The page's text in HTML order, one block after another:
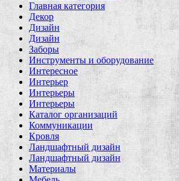
Главная категория
Декор
Дизайн
Дизайн
Заборы
Инструменты и оборудование
Интересное
Интерьер
Интерьеры
Интерьеры
Каталог организаций
Коммуникации
Кровля
Ландшафтный дизайн
Ландшафтный дизайн
Материалы